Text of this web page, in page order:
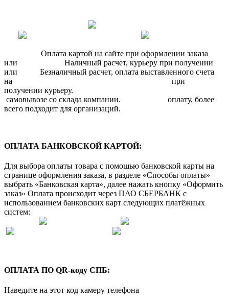
Оплата картой на сайте при оформлении заказа
или Наличный расчет, курьеру при получении
или Безналичный расчет, оплата выставленного счета
на при
получении курьеру.
самовывозе со склада компании. оплату, более
всего подходит для организаций.
ОПЛАТА БАНКОВСКОЙ КАРТОЙ:
Для выбора оплаты товара с помощью банковской карты на
странице оформления заказа, в разделе «Способы оплаты»
выбрать «Банковская карта», далее нажать кнопку «Оформить
заказ» Оплата происходит через ПАО СБЕРБАНК с
использованием банковских карт следующих платёжных
систем:
ОПЛАТА ПО QR-коду СПБ:
Наведите на этот код камеру телефона